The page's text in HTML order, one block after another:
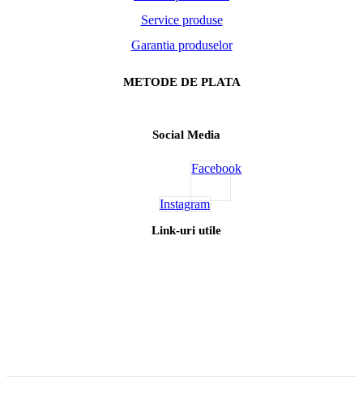
Service produse
Garantia produselor
METODE DE PLATA
Social Media
Facebook
Instagram
Link-uri utile